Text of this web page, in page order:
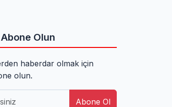
Olun
haberdar olmak için
olun.
Abone Ol